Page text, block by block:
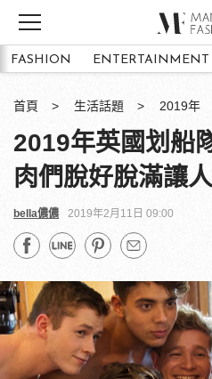
FASHION ENTERTAINMENT
首頁 生活話題 2019年
2019年英國划船
肉們脫好脫滿讓
bella儂儂 2019年2月11日 09:00